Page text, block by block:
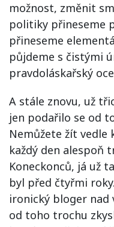
možnost, změnit
politiky přineseme
přineseme
půjdeme s čistými
pravdoláskařský
A stále znovu, už
jen podařilo se od
Nemůžete žít vedle
každý den alespoň
Koneckonců, já už
byl před čtyřmi
ironický bloger nad
od toho trochu